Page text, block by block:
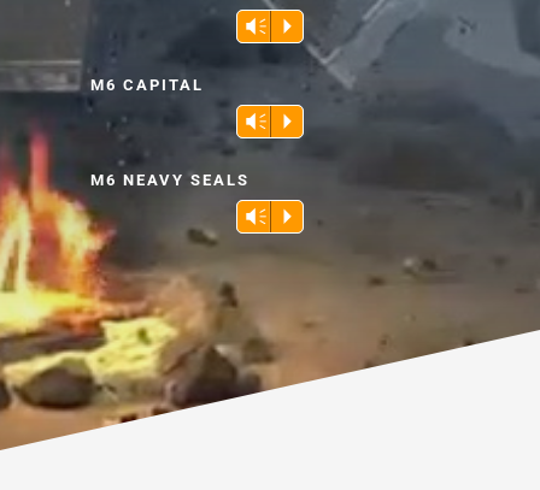
Lecteur
Vm P
M6 CAPITAL
Lecteur
audio
Vm P
M6 NEAVY SEALS
Lecteur
Vm P